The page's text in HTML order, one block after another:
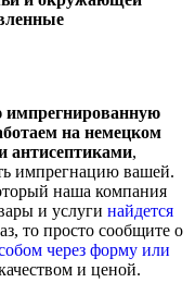
импрегнированную
на немецком
антисептиками,
импрегнацию вашей.
наша компания
и услуги найдется
то просто сообщите о
через форму или
и ценой.